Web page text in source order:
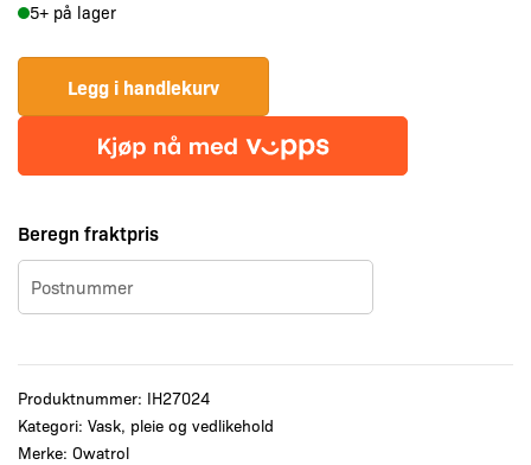
1L
antall
5+ på lager
Legg i handlekurv
Beregn fraktpris
Produktnummer: IH27024
Kategori: Vask, pleie og vedlikehold
Merke: Owatrol